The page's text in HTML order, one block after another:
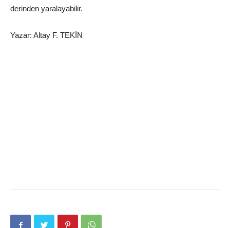
derinden yaralayabilir.
Yazar: Altay F. TEKİN